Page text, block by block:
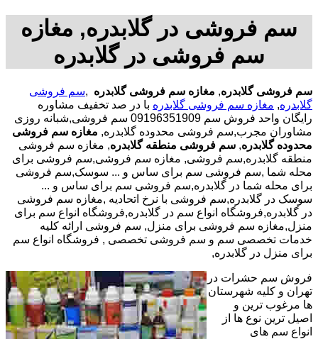
سم فروشی در گلابدره, مغازه
سم فروشی در گلابدره
سم فروشی گلابدره, مغازه سم فروشی گلابدره ,سم فروشی
گلابدره, مغازه سم فروشی گلابدره با در صد تخفیف مشاوره
رایگان واحد فروش سم 09196351909 سم فروشی,شبانه روزی
مشاوران مجرب,سم فروشی محدوده گلابدره, مغازه سم فروشی
محدوده گلابدره, سم فروشی منطقه گلابدره, مغازه سم فروشی
منطقه گلابدره,سم فروشی, مغازه سم فروشی,سم فروشی برای
محله شما ,سم فروشی سم برای ساس و ... سوسک,سم فروشی
برای محله شما در گلابدره,سم فروشی سم برای ساس و ...
سوسک در گلابدره,سم فروشی با نرخ اتحادیه ,مغازه سم فروشی
در گلابدره,فروشگاه انواع سم در گلابدره,فروشگاه انواع سم برای
منزل,مغازه سم فروشی برای منزل, سم فروشی ارائه کلیه
خدمات تخصصی سم و سم فروشی تخصصی , فروشگاه انواع سم
برای منزل در گلابدره,
فروش سم حشرات در
تهران و کلیه شهرستان
ها مرغوب ترین و
اصیل ترین نوع ها از
انواع سم های